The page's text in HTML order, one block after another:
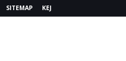
SITEMAP KEJ